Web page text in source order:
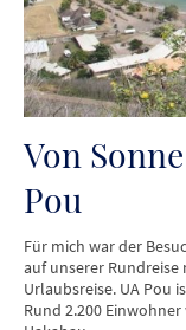
Von
Pou
Für mich war der
auf unserer
Urlaubsreise. UA Pou
Rund 2.200